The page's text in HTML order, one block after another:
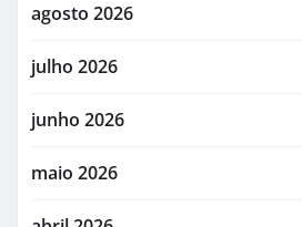
agosto 2026
julho 2026
junho 2026
maio 2026